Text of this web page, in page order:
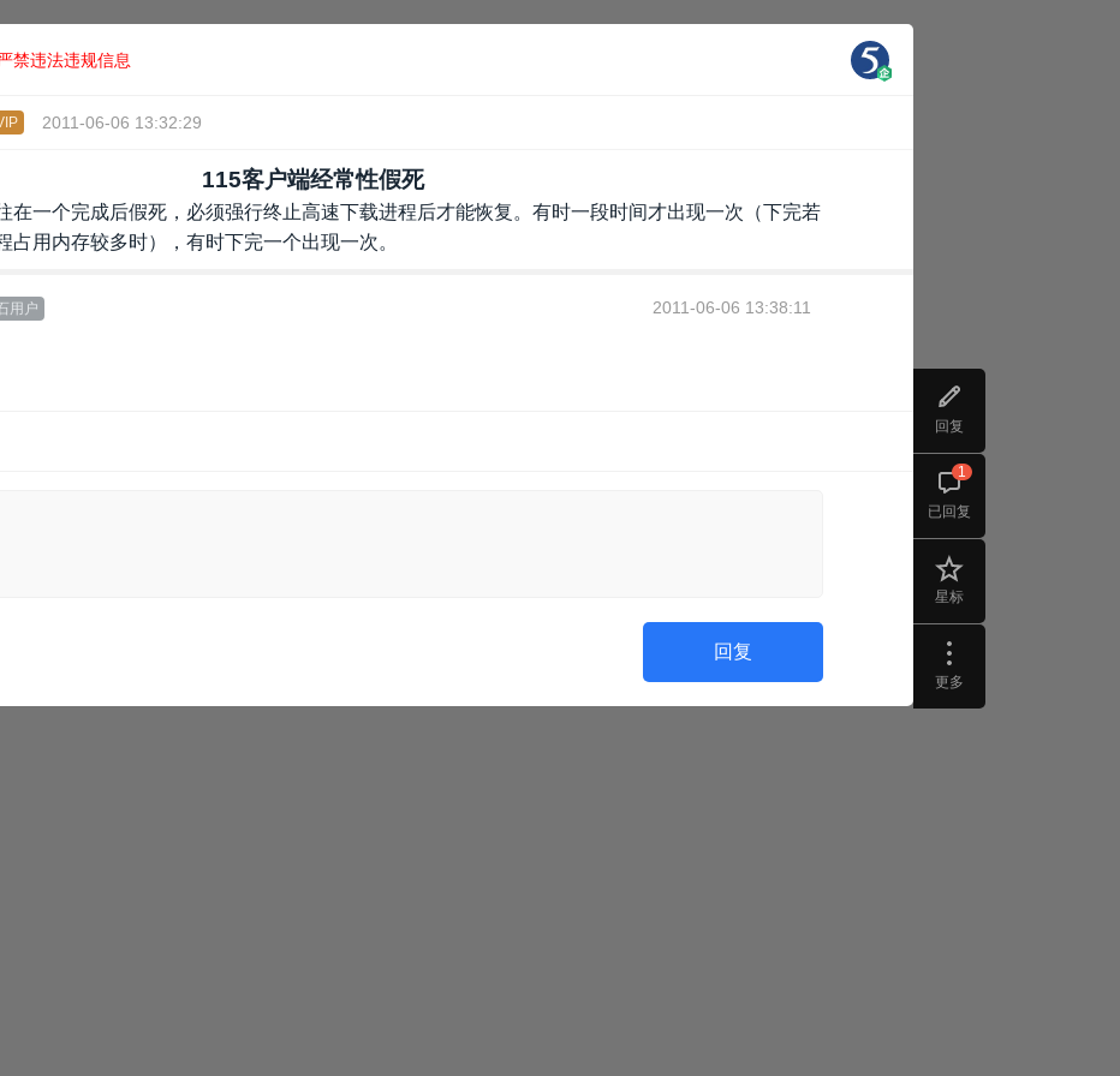
回复
已回复
1
星标
更多
禁违法违规信息
2011-06-06 13:32:29
115客户端经常性假死
在一个完成后假死，必须强行终止高速下载进程后才能恢复。有时一段时间才出现一次（下完若
占用内存较多时），有时下完一个出现一次。
用户 2011-06-06 13:38:11
回复